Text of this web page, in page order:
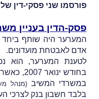
פורסמו שני פסקי-דין
פסק-הדין בעניין
המערער היה שותף
אדם לאבטחת מועדונים.
בחודש
במשרדי המשיב(מנהל
בלבד חשבון בנק לצרכי